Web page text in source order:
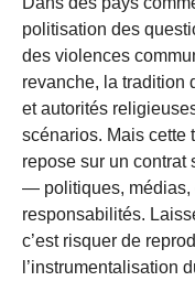
politisation des
des violences
revanche, la tradition
et autorités
scénarios. Mais cette
repose sur un contrat
— politiques,
responsabilités.
c’est risquer de
l’instrumentalisation